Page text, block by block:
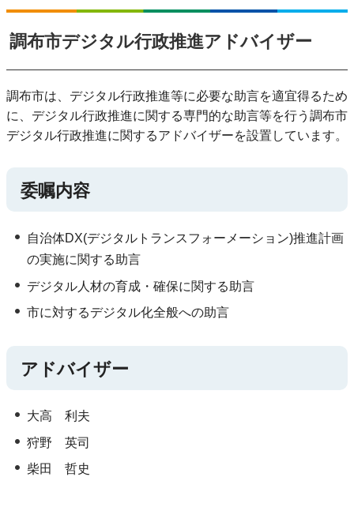
調布市デジタル行政推進アドバイザー
調布市は、デジタル行政推進等に必要な助言を適宜得るため
に、デジタル行政推進に関する専門的な助言等を行う調布市
デジタル行政推進に関するアドバイザーを設置しています。
委嘱内容
自治体DX(デジタルトランスフォーメーション)推進計画
の実施に関する助言
デジタル人材の育成・確保に関する助言
市に対するデジタル化全般への助言
アドバイザー
大高 利夫
狩野 英司
柴田 哲史